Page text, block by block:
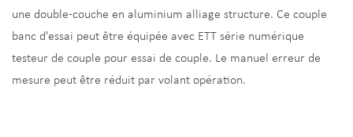
une double-couche en aluminium alliage structure. Ce couple
banc d'essai peut être équipée avec ETT série numérique
testeur de couple pour essai de couple. Le manuel erreur de
mesure peut être réduit par volant opération.